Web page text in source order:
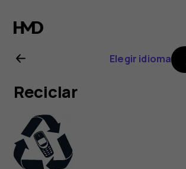
Manual
del
usuario
de
Nokia
Elegir idioma
Reciclar